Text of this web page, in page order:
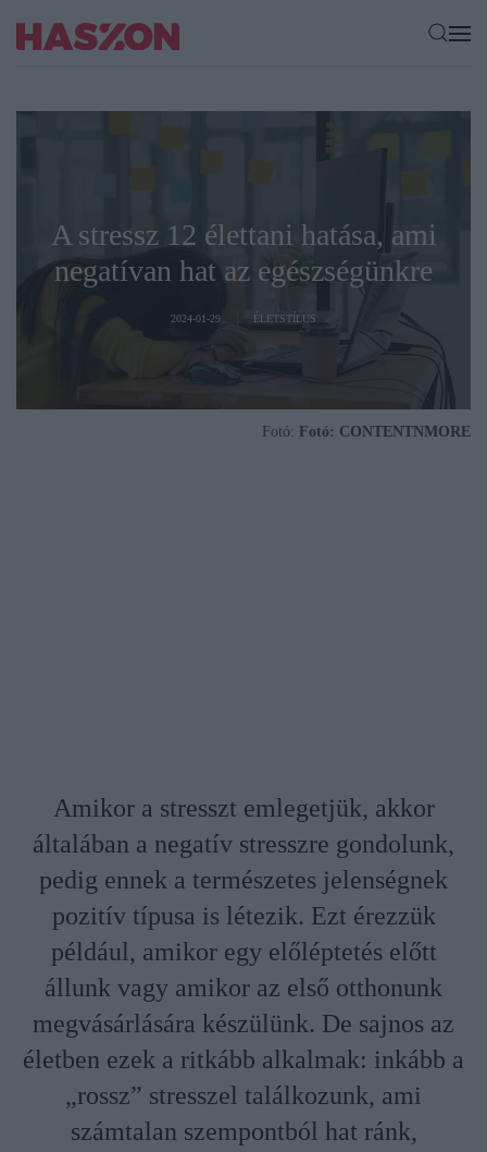
A stressz 12 élettani hatása, ami
negatívan hat az egészségünkre
2024-01-29 ÉLETSTÍLUS
Fotó: Fotó: CONTENTNMORE
Amikor a stresszt emlegetjük, akkor
általában a negatív stresszre gondolunk,
pedig ennek a természetes jelenségnek
pozitív típusa is létezik. Ezt érezzük
például, amikor egy előléptetés előtt
állunk vagy amikor az első otthonunk
megvásárlására készülünk. De sajnos az
életben ezek a ritkább alkalmak: inkább a
„rossz” stresszel találkozunk, ami
számtalan szempontból hat ránk,